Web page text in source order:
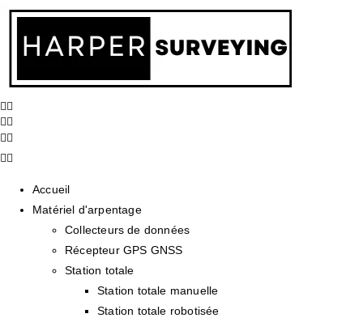
Accueil
Matériel d'arpentage
Collecteurs de données
Récepteur GPS GNSS
Station totale
Station totale manuelle
Station totale robotisée